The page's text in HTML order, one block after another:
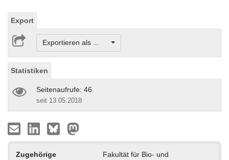
Export
Exportieren als ...
Statistiken
Seitenaufrufe: 46
seit 13.05.2018
Zugehörige
Fakultät für Bio- und